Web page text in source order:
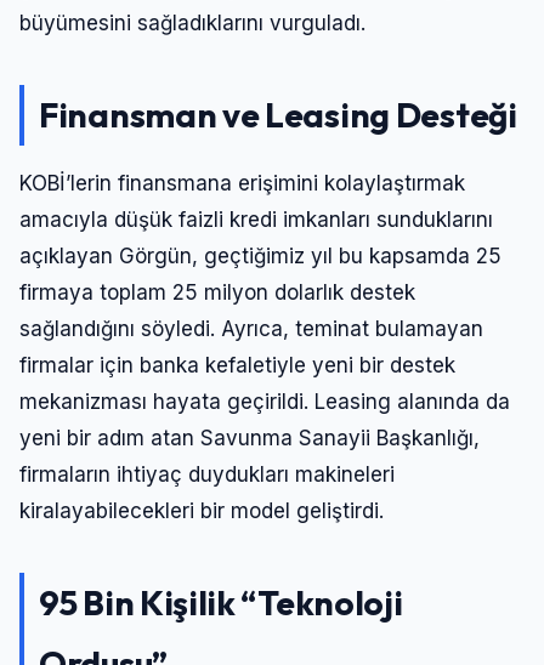
büyümesini sağladıklarını vurguladı.
Finansman ve Leasing Desteği
KOBİ’lerin finansmana erişimini kolaylaştırmak
amacıyla düşük faizli kredi imkanları sunduklarını
açıklayan Görgün, geçtiğimiz yıl bu kapsamda 25
firmaya toplam 25 milyon dolarlık destek
sağlandığını söyledi. Ayrıca, teminat bulamayan
firmalar için banka kefaletiyle yeni bir destek
mekanizması hayata geçirildi. Leasing alanında da
yeni bir adım atan Savunma Sanayii Başkanlığı,
firmaların ihtiyaç duydukları makineleri
kiralayabilecekleri bir model geliştirdi.
95 Bin Kişilik “Teknoloji